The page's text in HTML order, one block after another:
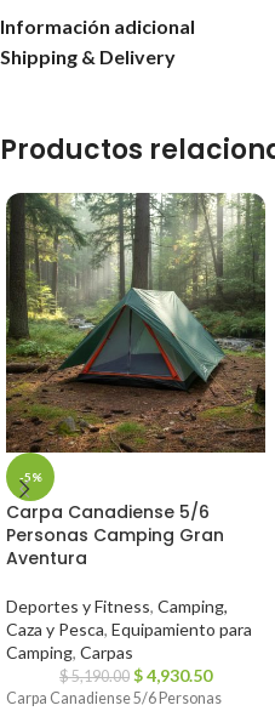
Información adicional
Shipping & Delivery
Productos
-5%
Carpa Canadiense 5/6
Personas Camping Gran
Aventura
Deportes y Fitness, Camping,
Caza y Pesca, Equipamiento para
Camping, Carpas
$5,190.00 $4,930.50
Carpa Canadiense 5/6 Personas